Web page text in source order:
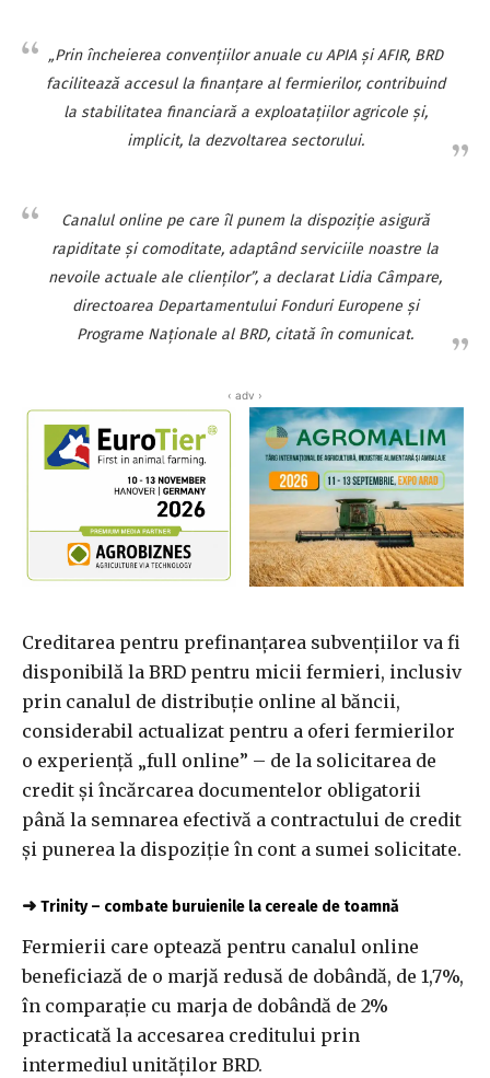
„Prin încheierea convenţiilor anuale cu APIA şi AFIR, BRD
facilitează accesul la finanţare al fermierilor, contribuind
la stabilitatea financiară a exploataţiilor agricole şi,
implicit, la dezvoltarea sectorului.
Canalul online pe care îl punem la dispoziţie asigură
rapiditate şi comoditate, adaptând serviciile noastre la
nevoile actuale ale clienţilor”, a declarat Lidia Câmpare,
directoarea Departamentului Fonduri Europene şi
Programe Naţionale al BRD, citată în comunicat.
‹ adv ›
Creditarea pentru prefinanţarea subvenţiilor va fi
disponibilă la BRD pentru micii fermieri, inclusiv
prin canalul de distribuţie online al băncii,
considerabil actualizat pentru a oferi fermierilor
o experienţă „full online” – de la solicitarea de
credit şi încărcarea documentelor obligatorii
până la semnarea efectivă a contractului de credit
şi punerea la dispoziţie în cont a sumei solicitate.
➜ Trinity – combate buruienile la cereale de toamnă
Fermierii care optează pentru canalul online
beneficiază de o marjă redusă de dobândă, de 1,7%,
în comparaţie cu marja de dobândă de 2%
practicată la accesarea creditului prin
intermediul unităţilor BRD.